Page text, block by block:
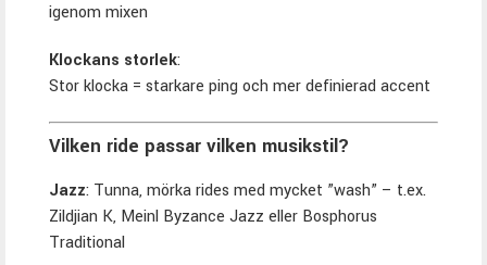
igenom mixen
Klockans storlek:
Stor klocka = starkare ping och mer definierad accent
Vilken ride passar vilken musikstil?
Jazz: Tunna, mörka rides med mycket ”wash” – t.ex.
Zildjian K, Meinl Byzance Jazz eller Bosphorus
Traditional